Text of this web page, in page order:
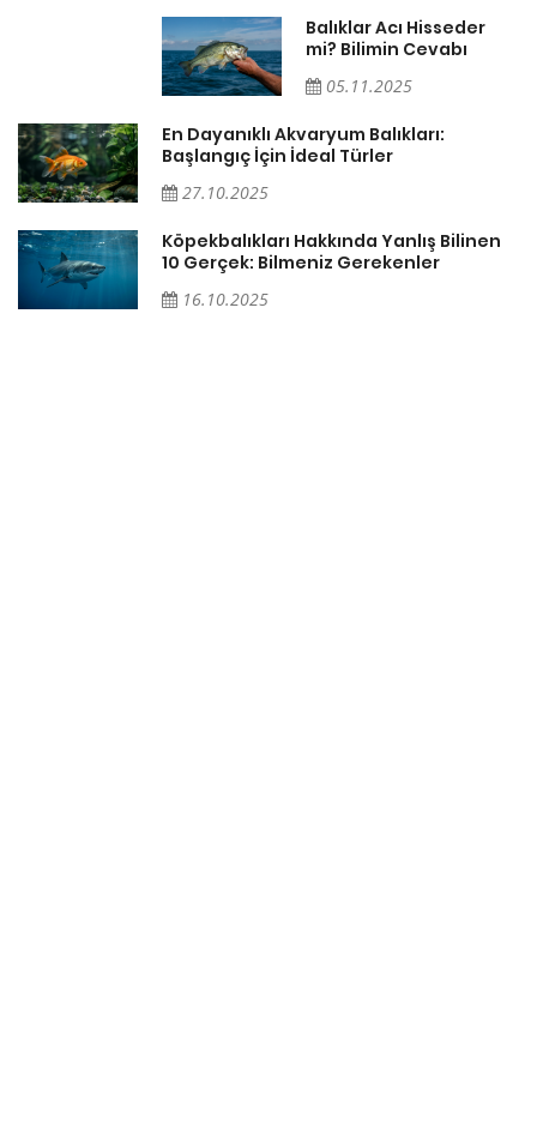
Balıklar Acı Hisseder
mi? Bilimin Cevabı
05.11.2025
En Dayanıklı Akvaryum Balıkları:
Başlangıç İçin İdeal Türler
27.10.2025
Köpekbalıkları Hakkında Yanlış Bilinen
10 Gerçek: Bilmeniz Gerekenler
16.10.2025